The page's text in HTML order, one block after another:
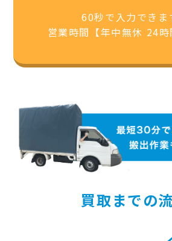
60秒で入力できま
営業時間【年中無休 24時
買取までの